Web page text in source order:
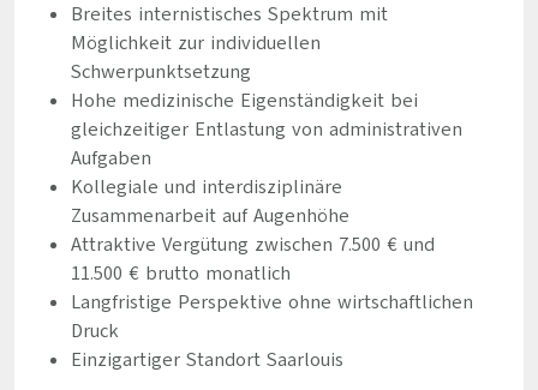
Breites internistisches Spektrum mit
Möglichkeit zur individuellen
Schwerpunktsetzung
Hohe medizinische Eigenständigkeit bei
gleichzeitiger Entlastung von administrativen
Aufgaben
Kollegiale und interdisziplinäre
Zusammenarbeit auf Augenhöhe
Attraktive Vergütung zwischen 7.500 € und
11.500 € brutto monatlich
Langfristige Perspektive ohne wirtschaftlichen
Druck
Einzigartiger Standort Saarlouis